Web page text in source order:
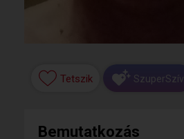
Tetszik SzuperSzív
Bemutatkozás